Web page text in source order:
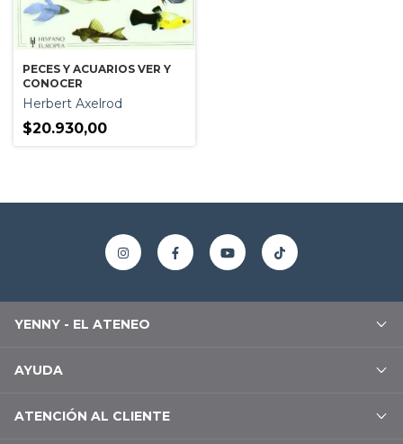
PECES Y ACUARIOS VER Y
CONOCER
Herbert Axelrod
$20.930,00
YENNY - EL ATENEO
AYUDA
ATENCIÓN AL CLIENTE